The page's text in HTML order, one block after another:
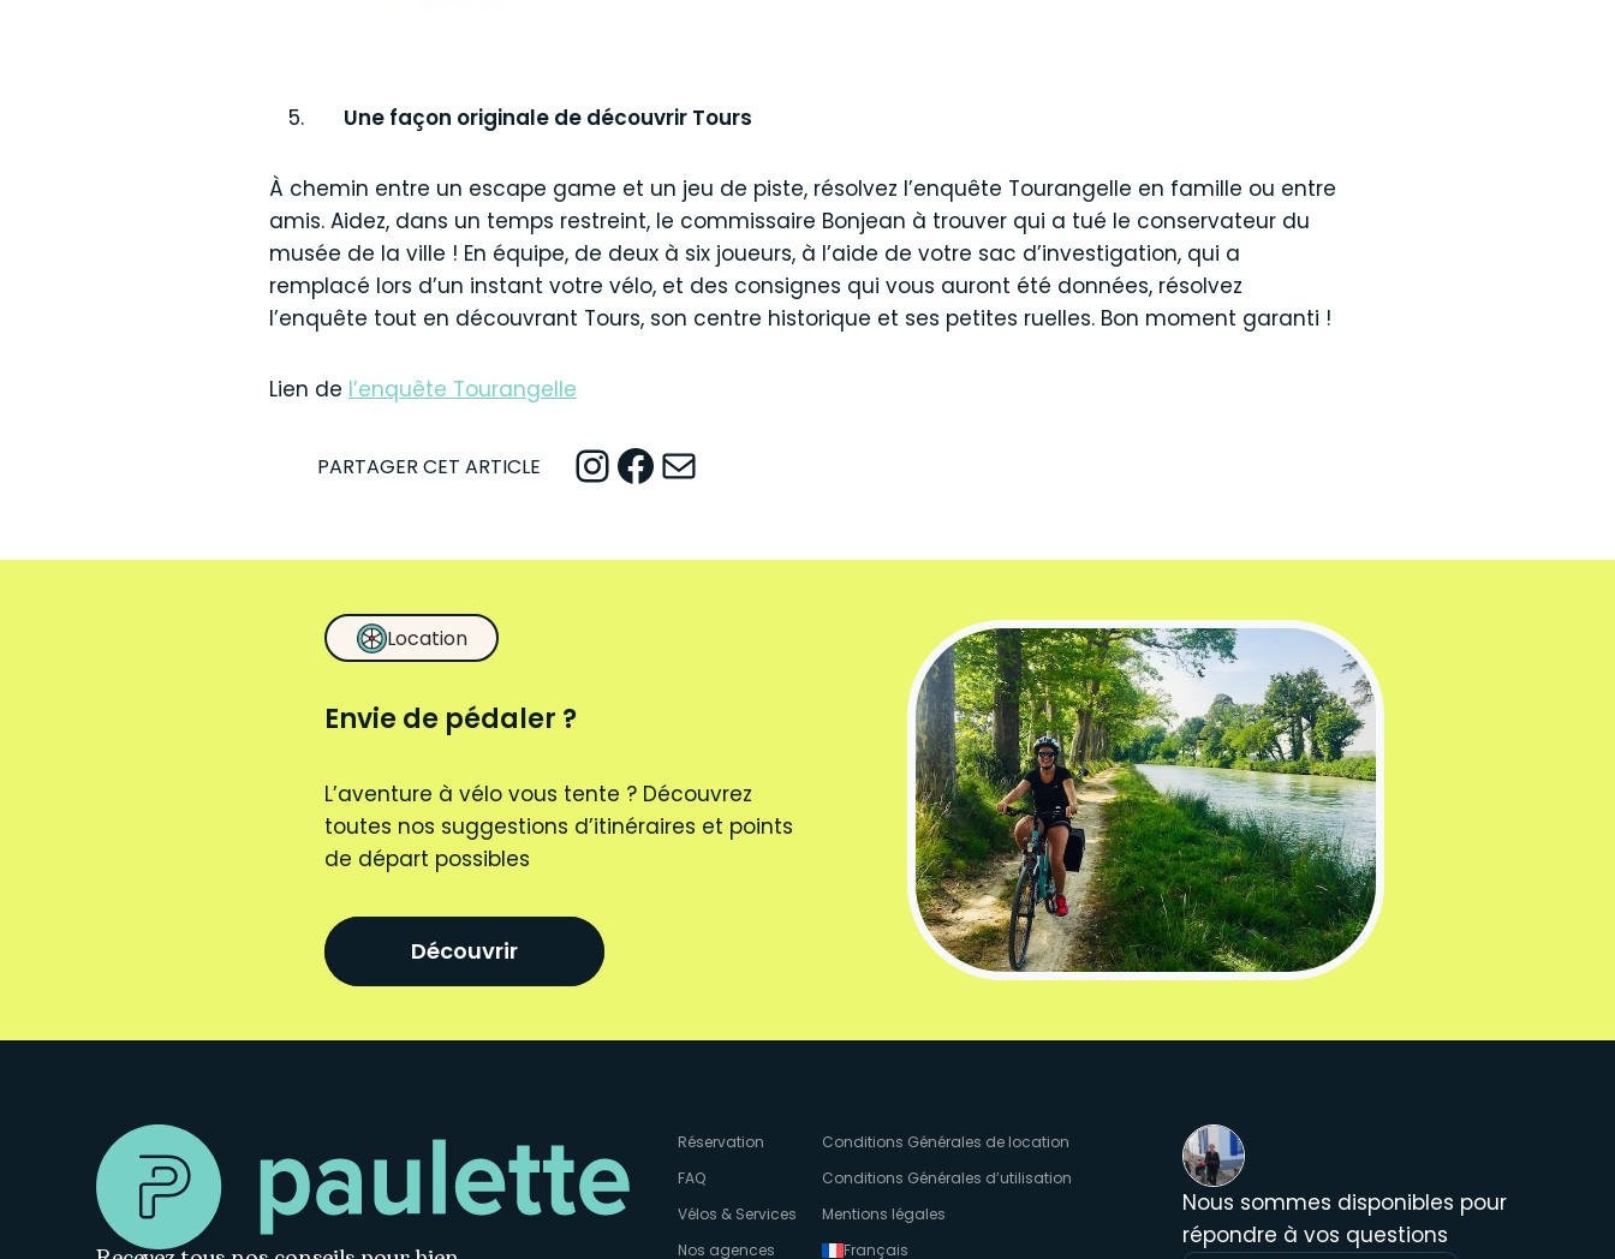
Une façon originale de découvrir Tours
À chemin entre un escape game et un jeu de piste, résolvez l’enquête Tourangelle en famille ou entre
amis. Aidez, dans un temps restreint, le commissaire Bonjean à trouver qui a tué le conservateur du
musée de la ville ! En équipe, de deux à six joueurs, à l’aide de votre sac d’investigation, qui a
remplacé lors d’un instant votre vélo, et des consignes qui vous auront été données, résolvez
l’enquête tout en découvrant Tours, son centre historique et ses petites ruelles. Bon moment garanti !
Lien de l’enquête Tourangelle
PARTAGER CET ARTICLE InstagramFacebook Mail
Location
Envie de pédaler ?
L’aventure à vélo vous tente ? Découvrez
toutes nos suggestions d’itinéraires et points
de départ possibles
Découvrir
Réservation
FAQ
Vélos & Services
Nos agences
Conditions Générales de location
Conditions Générales d’utilisation
Mentions légales
Français
Nous sommes disponibles pour
répondre à vos questions